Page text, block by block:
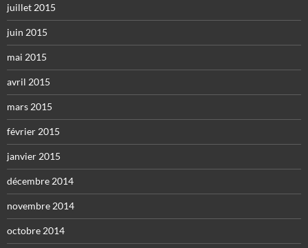
juillet 2015
juin 2015
mai 2015
avril 2015
mars 2015
février 2015
janvier 2015
décembre 2014
novembre 2014
octobre 2014